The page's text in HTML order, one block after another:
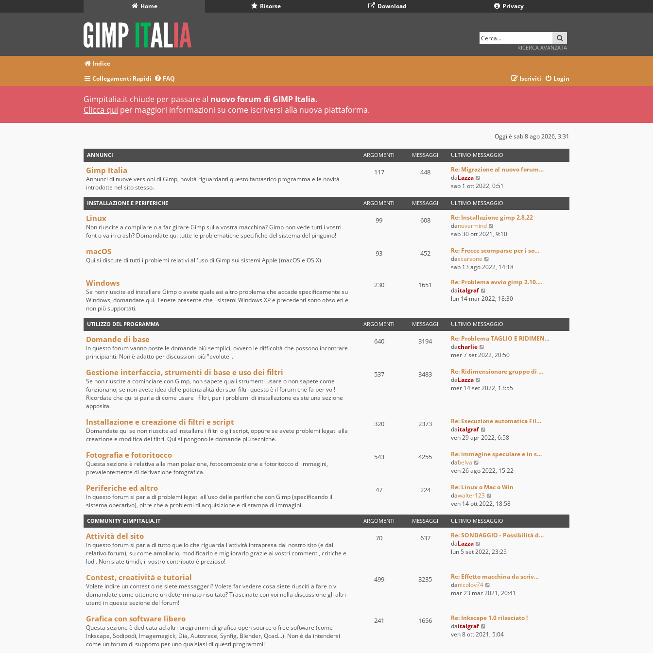
Home Risorse Download Privacy
RICERCA AVANZATA
Indice
Collegamenti Rapidi
FAQ Login
Iscriviti
Gimpitalia.it chiude per passare al nuovo forum di GIMP Italia.
Clicca qui per maggiori informazioni su come iscriversi alla nuova piattaforma.
Oggi è sab 8 ago 2026, 3:31
ANNUNCI ARGOMENTI MESSAGGI ULTIMO MESSAGGIO
Gimp Italia
Annunci di nuove versioni di Gimp, novità riguardanti questo fantastico programma e le novità
introdotte nel sito stesso.
117 448
Re: Migrazione al nuovo forum…
daLazza
e
i
u
l
t
i
o
m
e
s
a
g
i
o
sab 1 ott 2022, 0:51
INSTALLAZIONE E PERIFERICHE ARGOMENTI MESSAGGI ULTIMO MESSAGGIO
Linux
Non riuscite a compilare o a far girare Gimp sulla vostra macchina? Gimp non vede tutti i vostri
font o va in crash? Domandate qui tutte le problematiche specifiche del sistema del pinguino!
99 608
Re: Installazione gimp 2.8.22
danevermind
e
i
l
i
o
e
s
s
a
g
o
sab 30 ott 2021, 9:10
macOS
Qui si discute di tutti i problemi relativi all'uso di Gimp sui sistemi Apple (macOS e OS X).
93 452
Re: Frecce scomparse per i so…
dascarsone
e
i
l
i
m
o
m
s
a
g
sab 13 ago 2022, 14:18
Windows
Se non riuscite ad installare Gimp o avete qualsiasi altro problema che accade specificamente su
Windows, domandate qui. Tenete presente che i sistemi Windows XP e precedenti sono obsoleti e
non più supportati.
230 1651
Re: Problema avvio gimp 2.10.…
daitalgraf
e
u
l
t
m
m
s
g
o
lun 14 mar 2022, 18:30
UTILIZZO DEL PROGRAMMA ARGOMENTI MESSAGGI ULTIMO MESSAGGIO
Domande di base
In questo forum vanno poste le domande più semplici, ovvero le difficoltà che possono incontrare i
principianti. Non è adatto per discussioni più "evolute".
640 3194
Re: Problema TAGLIO E RIDIMEN…
dacharlie
e
i
l
o
m
e
s
g
i
o
mer 7 set 2022, 20:50
Gestione interfaccia, strumenti di base e uso dei filtri
Se non riuscite a cominciare con Gimp, non sapete quali strumenti usare o non sapete come
funzionano; se non avete idea delle potenzialità dei suoi filtri questo è il forum che fa per voi!
Ricordate che qui si parla di come usare i filtri, per i problemi di installazione esiste una sezione
apposita.
537 3483
Re: Ridimensionare gruppo di …
daLazza
e
l
t
i
o
e
s
a
g
i
o
mer 14 set 2022, 13:55
Installazione e creazione di filtri e script
Domandate qui se non riuscite ad installare i filtri o gli script, oppure se avete problemi legati alla
creazione e modifica dei filtri. Qui si pongono le domande più tecniche.
320 2373
Re: Esecuzione automatica Fil…
daitalgraf
e
i
l
i
m
o
e
s
s
g
o
ven 29 apr 2022, 6:58
Fotografia e fotoritocco
Questa sezione è relativa alla manipolazione, fotocomposizione e fotoritocco di immagini,
prevalentemente di derivazione fotografica.
543 4255
Re: immagine speculare e in s…
dabelva
e
i
u
l
i
m
o
m
e
a
g
g
ven 26 ago 2022, 15:22
Periferiche ed altro
In questo forum si parla di problemi legati all'uso delle periferiche con Gimp (specificando il
sistema operativo), oltre che a problemi di acquisizione e di stampa di immagini.
47 224
Re: Linux o Mac o Win
dawalter123
e
i
u
l
i
m
s
g
i
ven 14 ott 2022, 18:58
COMMUNITY GIMPITALIA.IT ARGOMENTI MESSAGGI ULTIMO MESSAGGIO
Attività del sito
In questo forum si parla di tutto quello che riguarda l'attività intrapresa dal nostro sito (e dal
relativo forum), su come ampliarlo, modificarlo e migliorarlo grazie ai vostri commenti, critiche e
lodi. Non siate timidi, il vostro contributo è prezioso!
70 637
Re: SONDAGGIO - Possibilità d…
daLazza
e
u
l
t
o
m
e
lun 5 set 2022, 23:25
Contest, creatività e tutorial
Volete indire un contest o ne siete messaggeri? Volete far vedere cosa siete riusciti a fare o vi
domandate come ottenere un determinato risultato? Trascinate con voi nella discussione gli altri
utenti in questa sezione del forum!
499 3235
Re: Effetto macchina da scriv…
danicolov74
e
u
mar 23 mar 2021, 20:41
Grafica con software libero
Questa sezione è dedicata ad altri programmi di grafica open source o free software (come
Inkscape, Sodipodi, Imagemagick, Dia, Autotrace, Synfig, Blender, Qcad...). Non è da intendersi
come un forum di supporto per uno qualsiasi di questi programmi!
241 1656
Re: Inkscape 1.0 rilasciato !
daitalgraf
e
ven 8 ott 2021, 5:04